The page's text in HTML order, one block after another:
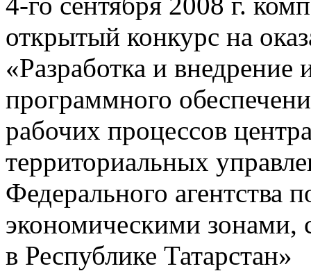
открытый конкурс на
«Разработка и
программного
рабочих процессов
территориальных
Федерального агентства
экономическими зонами,
в Республике Татарстан»